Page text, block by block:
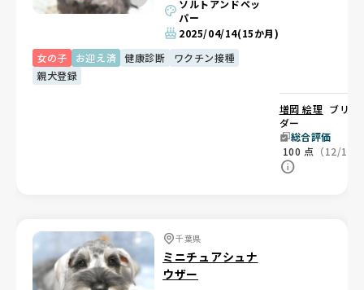
ソルトアンドペッ
パー
2025/04/14(15か月)
女の子
お迎え済 健康診断
ワクチン接種
親犬登録
増岡 絵理 ブリー
ダー
総合評価
100 点 （12/12）
千葉県
ミニチュアシュナ
ウザー